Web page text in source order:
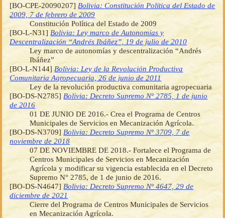
[BO-CPE-20090207] Bolivia: Constitución Política del Estado de
2009, 7 de febrero de 2009
Constitución Política del Estado de 2009
[BO-L-N31] Bolivia: Ley marco de Autonomías y
Descentralización “Andrés Ibáñez”, 19 de julio de 2010
Ley marco de autonomías y descentralización “Andrés
Ibáñez”
[BO-L-N144] Bolivia: Ley de la Revolución Productiva
Comunitaria Agropecuaria, 26 de junio de 2011
Ley de la revolución productiva comunitaria agropecuaria
[BO-DS-N2785] Bolivia: Decreto Supremo Nº 2785, 1 de junio
de 2016
01 DE JUNIO DE 2016.- Crea el Programa de Centros
Municipales de Servicios en Mecanización Agrícola.
[BO-DS-N3709] Bolivia: Decreto Supremo Nº 3709, 7 de
noviembre de 2018
07 DE NOVIEMBRE DE 2018.- Fortalece el Programa de
Centros Municipales de Servicios en Mecanización
Agrícola y modificar su vigencia establecida en el Decreto
Supremo N° 2785, de 1 de junio de 2016.
[BO-DS-N4647] Bolivia: Decreto Supremo Nº 4647, 29 de
diciembre de 2021
Cierre del Programa de Centros Municipales de Servicios
en Mecanización Agrícola.